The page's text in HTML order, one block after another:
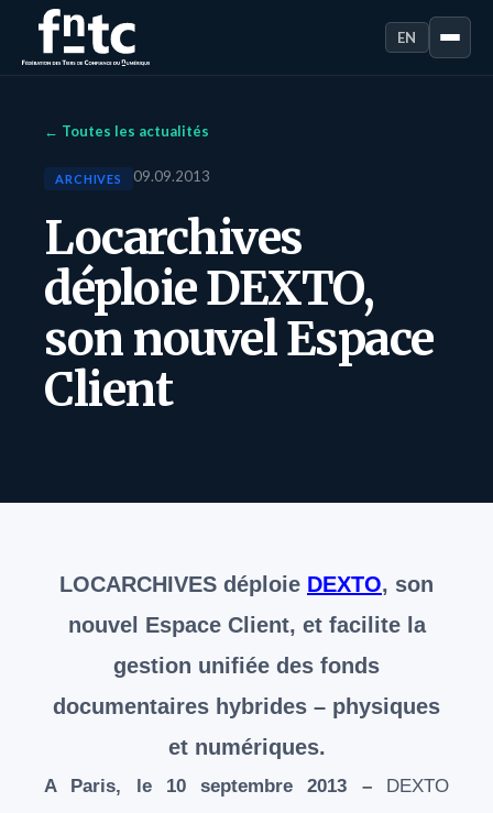
EN
← Toutes les actualités
ARCHIVES 09.09.2013
Locarchives
déploie DEXTO,
son nouvel Espace
Client
LOCARCHIVES déploie DEXTO, son
nouvel Espace Client, et facilite la
gestion unifiée des fonds
documentaires hybrides – physiques
et numériques.
A Paris, le 10 septembre 2013 –DEXTO